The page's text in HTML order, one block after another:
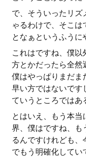
で、そういったリズ
ゃるわけで、そこ
となぁというふうに
これはですね、僕
方とかだったら全然
僕はやっぱりまだま
早い方ではないです
ていうところではあ
とはいえ、もう本
界、僕はですね、も
るんですけれども、
でもう明確化してい